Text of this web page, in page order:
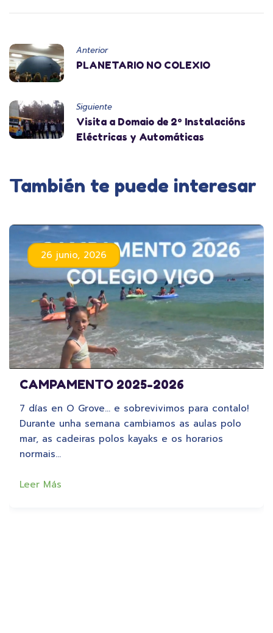
Anterior
PLANETARIO NO COLEXIO
Siguiente
Visita a Domaio de 2º Instalacións
Eléctricas y Automáticas
También te puede interesar
26 junio, 2026
CAMPAMENTO 2025-2026
7 días en O Grove… e sobrevivimos para contalo!
Durante unha semana cambiamos as aulas polo
mar, as cadeiras polos kayaks e os horarios
normais…
Leer Más